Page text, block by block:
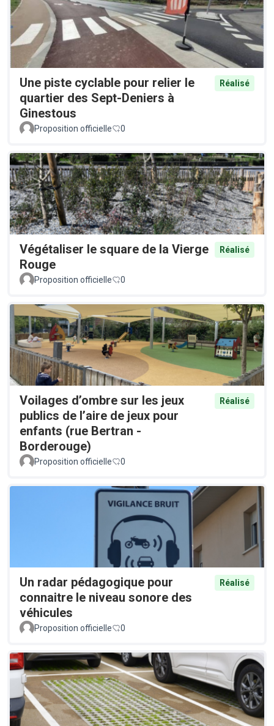
Une piste cyclable pour relier le
quartier des Sept-Deniers à
Ginestous
Réalisé
Proposition officielle 0
Végétaliser le square de la Vierge
Rouge
Réalisé
Proposition officielle 0
Voilages d’ombre sur les jeux
publics de l’aire de jeux pour
enfants (rue Bertran -
Borderouge)
Réalisé
Proposition officielle 0
Un radar pédagogique pour
connaitre le niveau sonore des
véhicules
Réalisé
Proposition officielle 0